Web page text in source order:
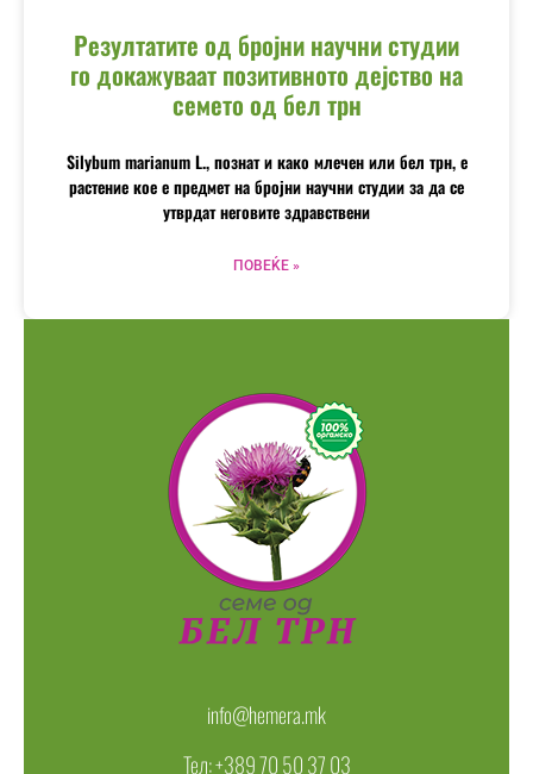
Резултатите од бројни научни студии
го докажуваат позитивното дејство на
семето од бел трн
Silybum marianum L., познат и како млечен или бел трн, е
растение кое е предмет на бројни научни студии за да се
утврдат неговите здравствени
ПОВЕЌЕ »
info@hemera.mk
Тел: +389 70 50 37 03